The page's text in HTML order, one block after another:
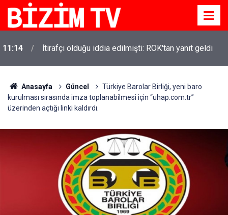
11:14 İtirafçı olduğu iddia edilmişti: ROK'tan yanıt geldi
Anasayfa Güncel
Türkiye Barolar Birliği, yeni baro
kurulması sırasında imza toplanabilmesi için “uhap.com.tr”
üzerinden açtığı linki kaldırdı.